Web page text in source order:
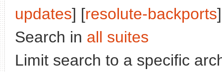
updates] [resolute-backports
Search in all suites
Limit search to a specific